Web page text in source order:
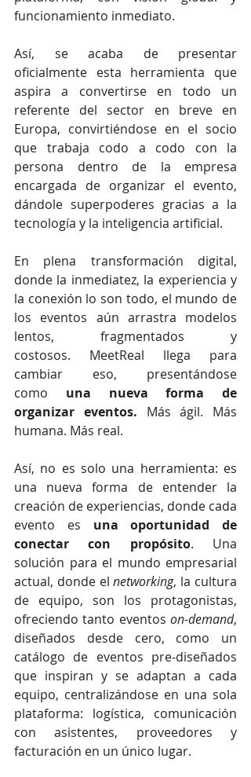
funcionamiento inmediato.
Así, se acaba de presentar
oficialmente esta herramienta que
aspira a convertirse en todo un
referente del sector en breve en
Europa, convirtiéndose en el socio
que trabaja codo a codo con la
persona dentro de la empresa
encargada de organizar el evento,
dándole superpoderes gracias a la
tecnología y la inteligencia artificial.
En plena transformación digital,
donde la inmediatez, la experiencia y
la conexión lo son todo, el mundo de
los eventos aún arrastra modelos
lentos, fragmentados y
costosos. MeetReal llega para
cambiar eso, presentándose
como una nueva forma de
organizar eventos. Más ágil. Más
humana. Más real.
Así, no es solo una herramienta: es
una nueva forma de entender la
creación de experiencias, donde cada
evento es una oportunidad de
conectar con propósito. Una
solución para el mundo empresarial
actual, donde el networking, la cultura
de equipo, son los protagonistas,
ofreciendo tanto eventos on-demand,
diseñados desde cero, como un
catálogo de eventos pre-diseñados
que inspiran y se adaptan a cada
equipo, centralizándose en una sola
plataforma: logística, comunicación
con asistentes, proveedores y
facturación en un único lugar.